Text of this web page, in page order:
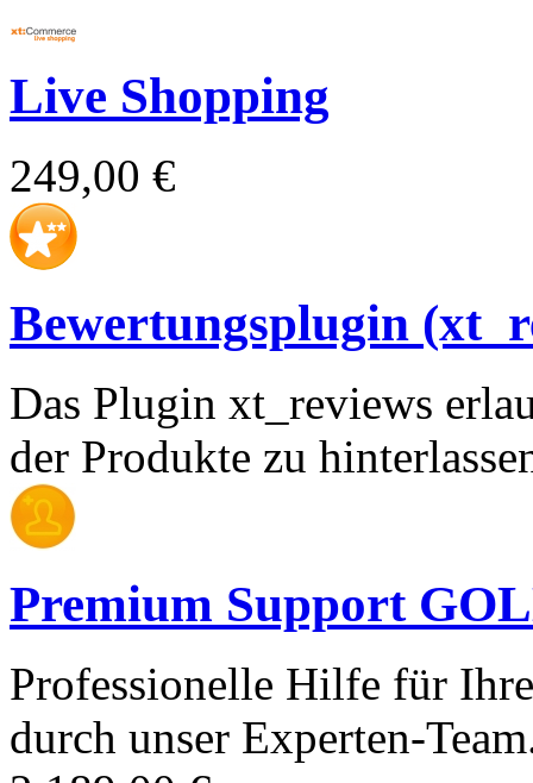
Live Shopping
249,00 €
Bewertungsplugin
Das Plugin xt_reviews
der Produkte zu
Premium Support
Professionelle Hilfe für
durch unser Experten-